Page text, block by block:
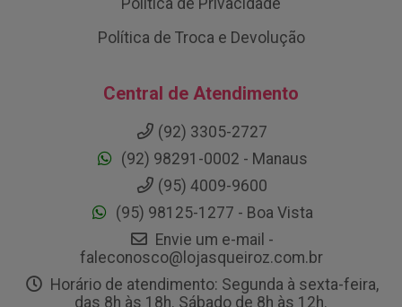
Política de Troca e Devolução
Central de Atendimento
(92) 3305-2727
(92) 98291-0002 - Manaus
(95) 4009-9600
(95) 98125-1277 - Boa Vista
Envie um e-mail -
faleconosco@lojasqueiroz.com.br
Horário de atendimento: Segunda à sexta-feira,
das 8h às 18h. Sábado de 8h às 12h.